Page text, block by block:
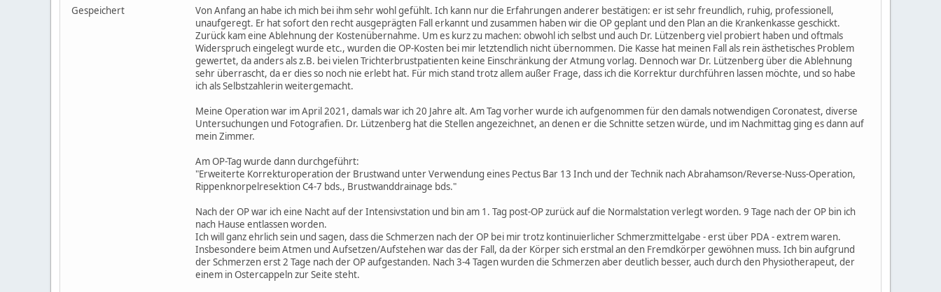
Gespeichert
Von Anfang an habe ich mich bei ihm sehr wohl gefühlt. Ich kann nur die Erfahrungen anderer bestätigen: er ist sehr freundlich, ruhig, professionell,
unaufgeregt. Er hat sofort den recht ausgeprägten Fall erkannt und zusammen haben wir die OP geplant und den Plan an die Krankenkasse geschickt.
Zurück kam eine Ablehnung der Kostenübernahme. Um es kurz zu machen: obwohl ich selbst und auch Dr. Lützenberg viel probiert haben und oftmals
Widerspruch eingelegt wurde etc., wurden die OP-Kosten bei mir letztendlich nicht übernommen. Die Kasse hat meinen Fall als rein ästhetisches Problem
gewertet, da anders als z.B. bei vielen Trichterbrustpatienten keine Einschränkung der Atmung vorlag. Dennoch war Dr. Lützenberg über die Ablehnung
sehr überrascht, da er dies so noch nie erlebt hat. Für mich stand trotz allem außer Frage, dass ich die Korrektur durchführen lassen möchte, und so habe
ich als Selbstzahlerin weitergemacht.
Meine Operation war im April 2021, damals war ich 20 Jahre alt. Am Tag vorher wurde ich aufgenommen für den damals notwendigen Coronatest, diverse
Untersuchungen und Fotografien. Dr. Lützenberg hat die Stellen angezeichnet, an denen er die Schnitte setzen würde, und im Nachmittag ging es dann auf
mein Zimmer.
Am OP-Tag wurde dann durchgeführt:
"Erweiterte Korrekturoperation der Brustwand unter Verwendung eines Pectus Bar 13 Inch und der Technik nach Abrahamson/Reverse-Nuss-Operation,
Rippenknorpelresektion C4-7 bds., Brustwanddrainage bds."
Nach der OP war ich eine Nacht auf der Intensivstation und bin am 1. Tag post-OP zurück auf die Normalstation verlegt worden. 9 Tage nach der OP bin ich
nach Hause entlassen worden.
Ich will ganz ehrlich sein und sagen, dass die Schmerzen nach der OP bei mir trotz kontinuierlicher Schmerzmittelgabe - erst über PDA - extrem waren.
Insbesondere beim Atmen und Aufsetzen/Aufstehen war das der Fall, da der Körper sich erstmal an den Fremdkörper gewöhnen muss. Ich bin aufgrund
der Schmerzen erst 2 Tage nach der OP aufgestanden. Nach 3-4 Tagen wurden die Schmerzen aber deutlich besser, auch durch den Physiotherapeut, der
einem in Ostercappeln zur Seite steht.